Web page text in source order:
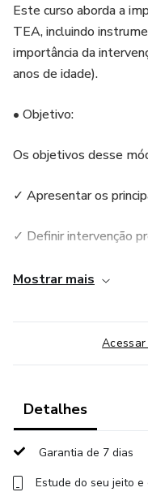
Este curso aborda a
TEA, incluindo
importância da
anos de idade).
• Objetivo:
Os objetivos desse
✓ Apresentar os
✓ Definir intervenção
✓ Descrever e fornecer
✓ Apresentar os
escalas específicas do
habilidades e marcos do
Mostrar mais
Detalhes
Garantia de 7 dias
Estude do seu jeito